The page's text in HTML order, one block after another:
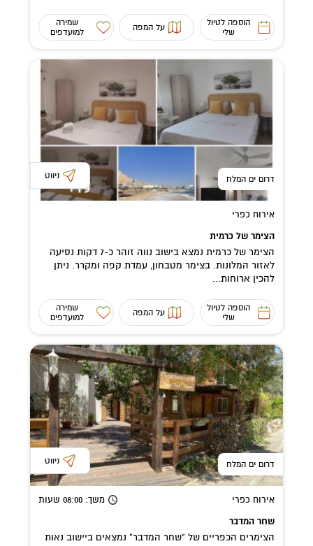
הוספה לטיול
שלי
על המפה
שמירה
למועדפים
דרום ים המלח ניווט
אירוח כפרי
הצימר של כרמית
הצימר של כרמית נמצא בישוב נווה זוהר כ-7 דקות נסיעה
לאזור המלונות. בצימר מטבחון, עמדת קפה ומקרר. ניתן
להכין ארוחות...
הוספה לטיול
שלי
על המפה
שמירה
למועדפים
דרום ים המלח ניווט
אירוח כפרי משך: 08:00 שעות
שחר המדבר
הצימרים הכפריים של "שחר המדבר" נמצאים ביישוב נאות